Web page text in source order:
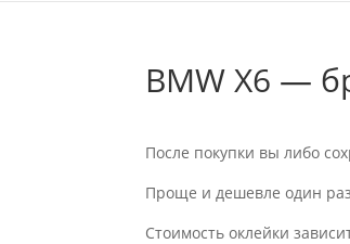
BMW X6 —
После покупки вы либо
Проще и дешевле один раз
Стоимость оклейки